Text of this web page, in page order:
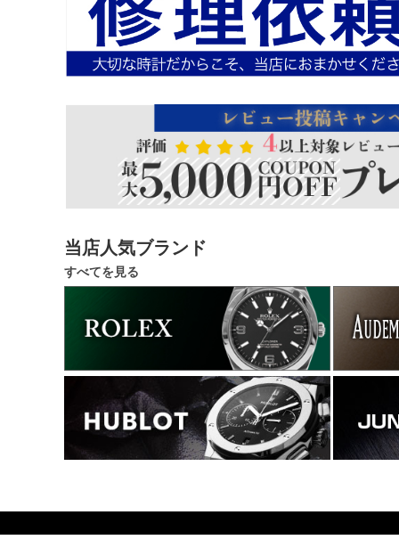
当店人気ブランド
すべてを見る